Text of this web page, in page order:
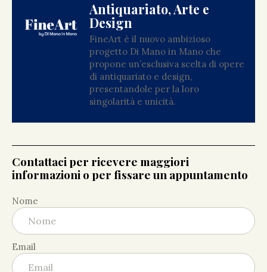
Antiquariato, Arte e
Design
FineArt è il nuovo ambizioso
progetto Di Mano in Mano che
propone un’esclusiva scelta di opere
di antiquariato e design,
presentandole per la loro
singolarità e unicità.
Contattaci per ricevere maggiori
informazioni o per fissare un appuntamento
Nome
Email